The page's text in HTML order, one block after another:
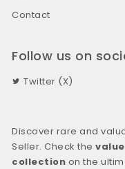
Contact
Follow us on
Twitter (X)
Discover rare and
Seller. Check the
collection on the